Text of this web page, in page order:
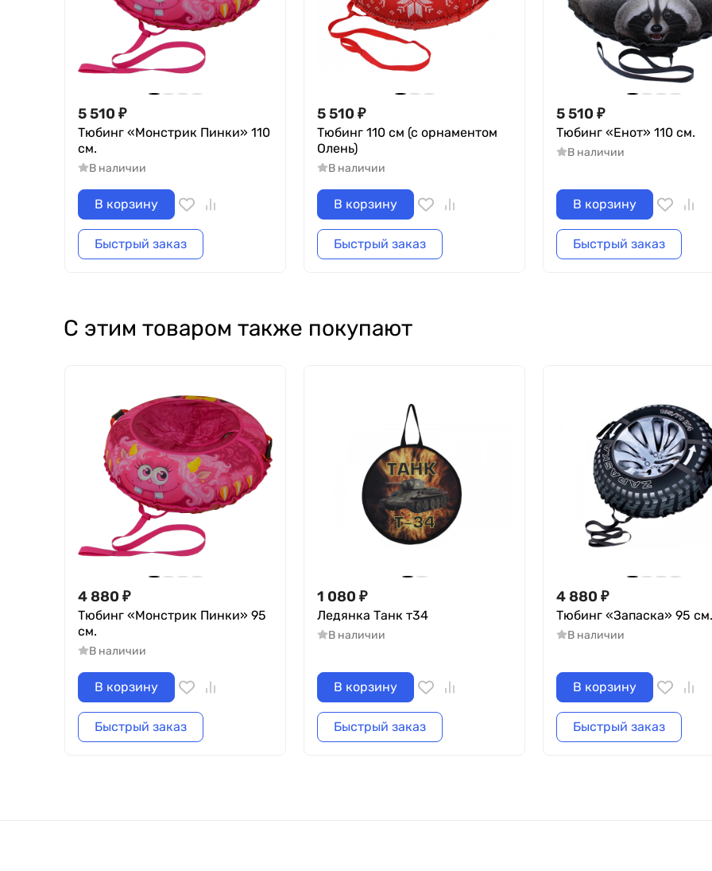
5 510 ₽
Тюбинг «Монстрик Пинки» 110
см.
В наличии
В корзину
Быстрый заказ
5 510 ₽
Тюбинг 110 см (с орнаментом
Олень)
В наличии
В корзину
Быстрый заказ
5 510 ₽
Тюбинг «Енот» 110 см.
В наличии
В корзину
Быстрый заказ
С этим товаром также покупают
4 880 ₽
Тюбинг «Монстрик Пинки» 95
см.
В наличии
В корзину
Быстрый заказ
1 080 ₽
Ледянка Танк т34
В наличии
В корзину
Быстрый заказ
4 880 ₽
Тюбинг «Запаска» 95 см.
В наличии
В корзину
Быстрый заказ